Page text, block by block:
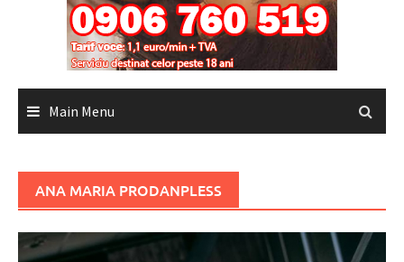
Main Menu
ANA MARIA PRODANPLESS